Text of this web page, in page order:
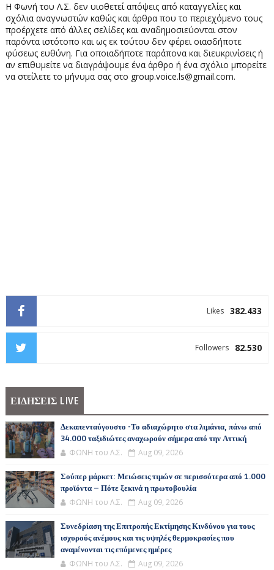
Η Φωνή του Λ.Σ. δεν υιοθετεί απόψεις από καταγγελίες και
σχόλια αναγνωστών καθώς και άρθρα που το περιεχόμενο τους
προέρχετε από άλλες σελίδες και αναδημοσιεύονται στον
παρόντα ιστότοπο και ως εκ τούτου δεν φέρει οιασδήποτε
φύσεως ευθύνη. Για οποιαδήποτε παράπονα και διευκρινίσεις ή
αν επιθυμείτε να διαγράψουμε ένα άρθρο ή ένα σχόλιο μπορείτε
να στείλετε το μήνυμα σας στο group.voice.ls@gmail.com.
382.433
Likes
82.530
Followers
ΕΙΔΗΣΕΙΣ LIVE
Δεκαπενταύγουστο -Το αδιαχώρητο στα λιμάνια, πάνω από
34.000 ταξιδιώτες αναχωρούν σήμερα από την Αττική
ΦΩΝΗ του Λ.Σ. Aug 09, 2026
Σούπερ μάρκετ: Μειώσεις τιμών σε περισσότερα από 1.000
προϊόντα – Πότε ξεκινά η πρωτοβουλία
ΦΩΝΗ του Λ.Σ. Aug 09, 2026
Συνεδρίαση της Επιτροπής Εκτίμησης Κινδύνου για τους
ισχυρούς ανέμους και τις υψηλές θερμοκρασίες που
αναμένονται τις επόμενες ημέρες
ΦΩΝΗ του Λ.Σ. Aug 09, 2026